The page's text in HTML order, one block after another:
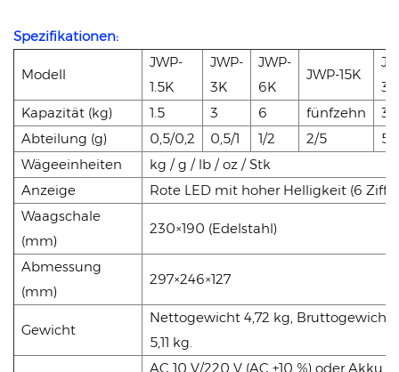
Spezifikationen:
Modell
JWP-
1.5K
JWP-
3K
JWP-
6K
JWP-15K
Kapazität (kg)
1.5 3 6 fünfzehn
30
Abteilung (g)
0,5/0,2 0,5/1 1/2 2/5
5/
Wägeeinheiten
kg / g / lb / oz / Stk
Anzeige
Rote LED mit hoher Helligkeit (6
Waagschale
(mm)
230×190 (Edelstahl)
Abmessung
(mm)
297×246×127
Gewicht
Nettogewicht 4,72 kg, Bruttogewicht
5,11 kg.
AC 10 V/220 V (AC ±10 %) oder Akku (6